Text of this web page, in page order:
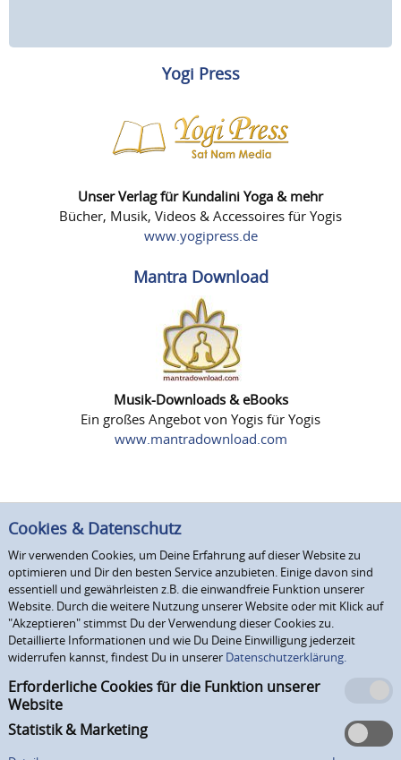
Yogi Press
Unser Verlag für Kundalini Yoga & mehr
Bücher, Musik, Videos & Accessoires für Yogis
www.yogipress.de
Mantra Download
Musik-Downloads & eBooks
Ein großes Angebot von Yogis für Yogis
www.mantradownload.com
Cookies & Datenschutz
Wir verwenden Cookies, um Deine Erfahrung auf dieser Website zu
optimieren und Dir den besten Service anzubieten. Einige davon sind
essentiell und gewährleisten z.B. die einwandfreie Funktion unserer
Website. Durch die weitere Nutzung unserer Website oder mit Klick auf
"Akzeptieren" stimmst Du der Verwendung dieser Cookies zu.
Detaillierte Informationen und wie Du Deine Einwilligung jederzeit
widerrufen kannst, findest Du in unserer Datenschutzerklärung.
Erforderliche Cookies für die Funktion unserer
Website
Statistik & Marketing